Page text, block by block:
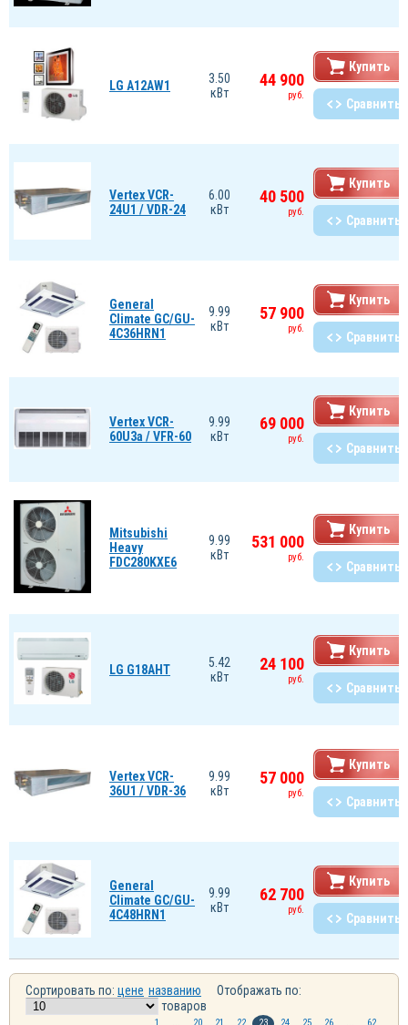
LG A12AW1
3.50
кВт
44 900
руб.
Купить
Сравнить
Vertex VCR-
24U1 / VDR-24
6.00
кВт
40 500
руб.
Купить
Сравнить
General
Climate GC/GU-
4C36HRN1
9.99
кВт
57 900
руб.
Купить
Сравнить
Vertex VCR-
60U3a / VFR-60
9.99
кВт
69 000
руб.
Купить
Сравнить
Mitsubishi
Heavy
FDC280KXE6
9.99
кВт
531 000
руб.
Купить
Сравнить
LG G18AHT
5.42
кВт
24 100
руб.
Купить
Сравнить
Vertex VCR-
36U1 / VDR-36
9.99
кВт
57 000
руб.
Купить
Сравнить
General
Climate GC/GU-
4C48HRN1
9.99
кВт
62 700
руб.
Купить
Сравнить
Сортировать по: цене названию
Отображать по:
товаров